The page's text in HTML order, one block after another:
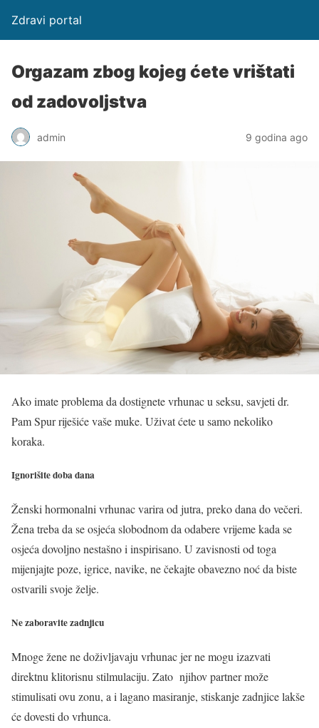
Zdravi portal
Orgazam zbog kojeg ćete vrištati
od zadovoljstva
admin 9 godina ago
Ako imate problema da dostignete vrhunac u seksu, savjeti dr.
Pam Spur riješiće vaše muke. Uživat ćete u samo nekoliko
koraka.
Ignorišite doba dana
Ženski hormonalni vrhunac varira od jutra, preko dana do večeri.
Žena treba da se osjeća slobodnom da odabere vrijeme kada se
osjeća dovoljno nestašno i inspirisano. U zavisnosti od toga
mijenjajte poze, igrice, navike, ne čekajte obavezno noć da biste
ostvarili svoje želje.
Ne zaboravite zadnjicu
Mnoge žene ne doživljavaju vrhunac jer ne mogu izazvati
direktnu klitorisnu stilmulaciju. Zato njihov partner može
stimulisati ovu zonu, a i lagano masiranje, stiskanje zadnjice lakše
će dovesti do vrhunca.